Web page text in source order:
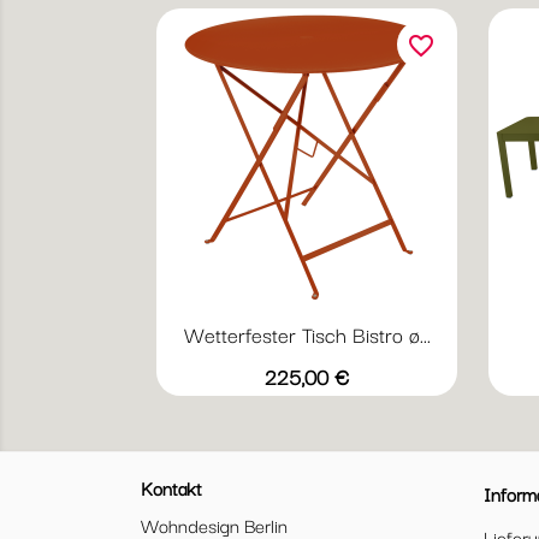
Wetterfester Tisch Bistro ø...
Preis
225,00 €
Vorschau
AbyssblauAcapulcoblau
Anthrazit
Chili Gewittergrau
favorite_border
Kontakt
Wohndesign Berlin